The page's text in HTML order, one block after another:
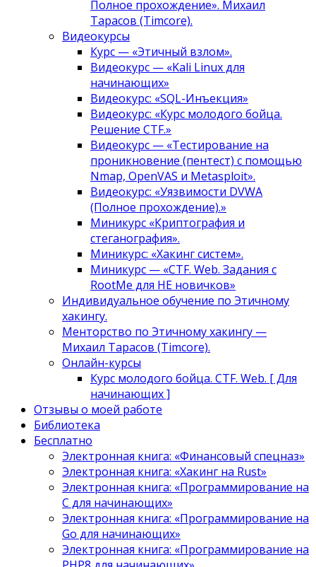
Полное прохождение». Михаил
Тарасов (Timcore).
Видеокурсы
Курс — «Этичный взлом».
Видеокурс — «Kali Linux для
начинающих»
Видеокурс: «SQL-Инъекция»
Видеокурс: «Курс молодого бойца.
Решение CTF.»
Видеокурс — «Тестирование на
проникновение (пентест) с помощью
Nmap, OpenVAS и Metasploit».
Видеокурс: «Уязвимости DVWA
(Полное прохождение).»
Миникурс «Криптография и
стеганография».
Миникурс: «Хакинг систем».
Миникурс — «CTF. Web. Задания с
RootMe для НЕ новичков»
Индивидуальное обучение по Этичному
хакингу.
Менторство по Этичному хакингу —
Михаил Тарасов (Timcore).
Онлайн-курсы
Курс молодого бойца. CTF. Web. [ Для
начинающих ]
Отзывы о моей работе
Библиотека
Бесплатно
Электронная книга: «Финансовый спецназ»
Электронная книга: «Хакинг на Rust»
Электронная книга: «Программирование на
C для начинающих»
Электронная книга: «Программирование на
Go для начинающих»
Электронная книга: «Программирование на